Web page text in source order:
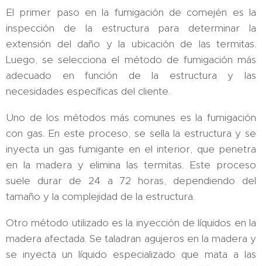
El primer paso en la fumigación de comején es la
inspección de la estructura para determinar la
extensión del daño y la ubicación de las termitas.
Luego, se selecciona el método de fumigación más
adecuado en función de la estructura y las
necesidades específicas del cliente.
Uno de los métodos más comunes es la fumigación
con gas. En este proceso, se sella la estructura y se
inyecta un gas fumigante en el interior, que penetra
en la madera y elimina las termitas. Este proceso
suele durar de 24 a 72 horas, dependiendo del
tamaño y la complejidad de la estructura.
Otro método utilizado es la inyección de líquidos en la
madera afectada. Se taladran agujeros en la madera y
se inyecta un líquido especializado que mata a las